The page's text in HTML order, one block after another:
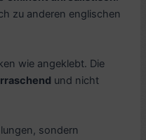
zu anderen englischen
wie angeklebt. Die
und nicht
sondern